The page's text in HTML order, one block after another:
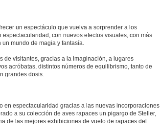
un espectáculo que vuelva a sorprender a los
con nuevos efectos visuales, con más
mundo de magia y fantasía.
de visitantes, gracias a la imaginación, a lugares
acróbatas, distintos números de equilibrismo, tanto de
grandes dosis.
en espectacularidad gracias a las nuevas incorporaciones
a su colección de aves rapaces un pigargo de Steller,
de las mejores exhibiciones de vuelo de rapaces del